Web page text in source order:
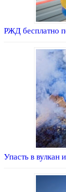
РЖД бесплатно
Упасть в вулкан